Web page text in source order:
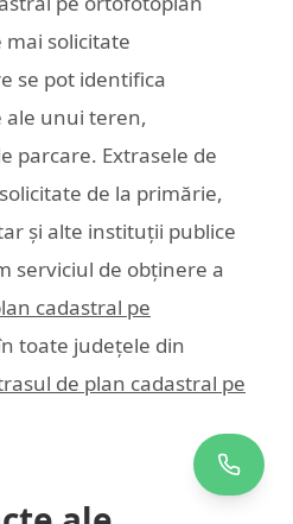
solicitate
se pot identifica
ale unui teren,
parcare. Extrasele de
de la primărie,
și alte instituții publice
serviciul de obținere a
cadastral pe
toate județele din
de plan cadastral pe